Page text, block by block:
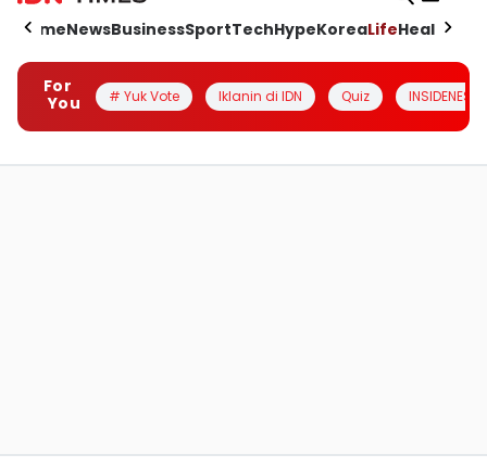
HomeNewsBusinessSportTechHypeKoreaLifeHealth
For
You
# Yuk Vote Iklanin di IDN Quiz INSIDENESIA